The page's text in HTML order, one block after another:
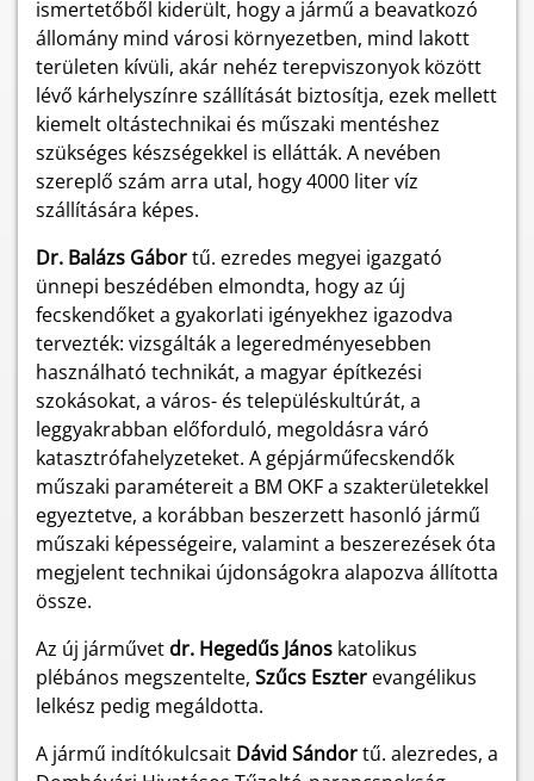
ismertetőből kiderült, hogy a jármű a beavatkozó
állomány mind városi környezetben, mind lakott
területen kívüli, akár nehéz terepviszonyok között
lévő kárhelyszínre szállítását biztosítja, ezek mellett
kiemelt oltástechnikai és műszaki mentéshez
szükséges készségekkel is ellátták. A nevében
szereplő szám arra utal, hogy 4000 liter víz
szállítására képes.
Dr. Balázs Gábortű. ezredes megyei igazgató
ünnepi beszédében elmondta, hogy az új
fecskendőket a gyakorlati igényekhez igazodva
tervezték: vizsgálták a legeredményesebben
használható technikát, a magyar építkezési
szokásokat, a város- és településkultúrát, a
leggyakrabban előforduló, megoldásra váró
katasztrófahelyzeteket. A gépjárműfecskendők
műszaki paramétereit a BM OKF a szakterületekkel
egyeztetve, a korábban beszerzett hasonló jármű
műszaki képességeire, valamint a beszerezések óta
megjelent technikai újdonságokra alapozva állította
össze.
Az új járművet dr. Hegedűs János katolikus
plébános megszentelte, Szűcs Eszter evangélikus
lelkész pedig megáldotta.
A jármű indítókulcsait Dávid Sándortű. alezredes, a